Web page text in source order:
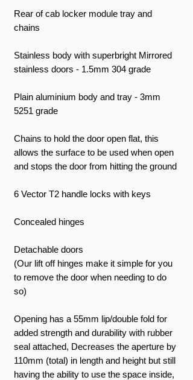
Rear of cab locker module tray and
chains
Stainless body with superbright Mirrored
stainless doors - 1.5mm 304 grade
Plain aluminium body and tray - 3mm
5251 grade
Chains to hold the door open flat, this
allows the surface to be used when open
and stops the door from hitting the ground
6 Vector T2 handle locks with keys
Concealed hinges
Detachable doors
(Our lift off hinges make it simple for you
to remove the door when needing to do
so)
Opening has a 55mm lip/double fold for
added strength and durability with rubber
seal attached, Decreases the aperture by
110mm (total) in length and height but still
having the ability to use the space inside,